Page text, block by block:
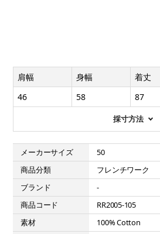
肩幅 身幅 着丈
46
58 87
採寸方法
メーカーサイズ
50
商品分類
フレンチワーク
ブランド
-
商品コード
RR2005-105
素材
100% Cotton